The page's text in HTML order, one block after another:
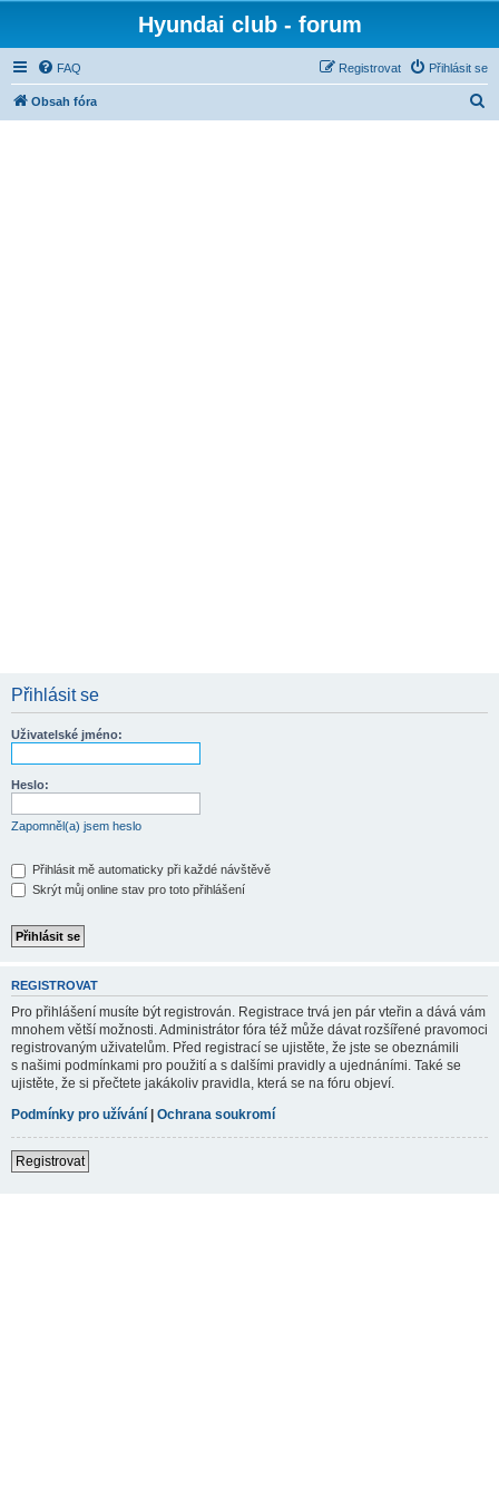
Hyundai club - forum
FAQ Přihlásit se
Registrovat
Obsah fóra
Přihlásit se
Uživatelské jméno:
Heslo:
Zapomněl(a) jsem heslo
Přihlásit mě automaticky při každé návštěvě
Skrýt můj online stav pro toto přihlášení
REGISTROVAT
Pro přihlášení musíte být registrován. Registrace trvá jen pár vteřin a dává vám
mnohem větší možnosti. Administrátor fóra též může dávat rozšířené pravomoci
registrovaným uživatelům. Před registrací se ujistěte, že jste se obeznámili
s našimi podmínkami pro použití a s dalšími pravidly a ujednáními. Také se
ujistěte, že si přečtete jakákoliv pravidla, která se na fóru objeví.
Podmínky pro užívání | Ochrana soukromí
Registrovat